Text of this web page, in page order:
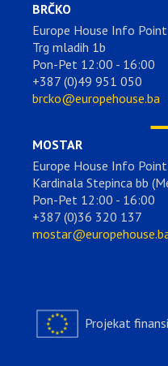
BRČKO
Europe House Info Point
Trg mladih 1b
Pon-Pet 12:00 - 16:00
+387 (0)49 951 050
brcko@europehouse.ba
MOSTAR
Europe House Info Point
Kardinala Stepinca bb
Pon-Pet 12:00 - 16:00
+387 (0)36 320 137
Projekat